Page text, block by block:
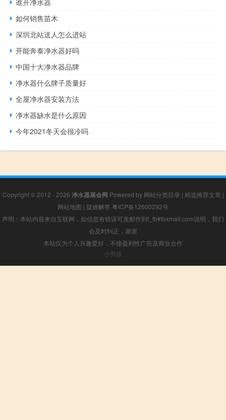
如何销售苗木
深圳北站送人怎么进站
开能奔泰净水器好吗
中国十大净水器品牌
净水器什么牌子质量好
全屋净水器安装方法
净水器缺水是什么原因
今年2021冬天会很冷吗
Copyright © 2012 - 2026 净水器展会网 Powered by 网站分类目录 | 精选推荐文章 |
网站地图 | 疑难解答 粤ICP备12600292号
声明：本站内容来自互联网，如信息有错误可发邮件到f_fb#foxmail.com说明，我们
会及时纠正，谢谢
本站仅为个人兴趣爱好，不接盈利性广告及商业合作
小男孩